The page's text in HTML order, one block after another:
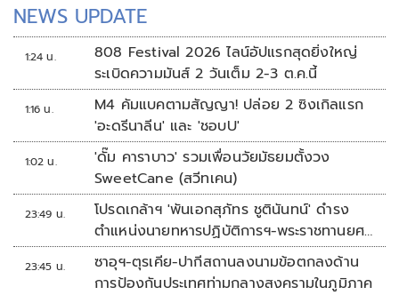
NEWS UPDATE
1:24 น.
808 Festival 2026 ไลน์อัปแรกสุดยิ่งใหญ่
ระเบิดความมันส์ 2 วันเต็ม 2-3 ต.ค.นี้
1:16 น.
M4 คัมแบคตามสัญญา! ปล่อย 2 ซิงเกิลแรก
'อะดรีนาลีน' และ 'ชอบU'
1:02 น.
'ดั๊ม คาราบาว' รวมเพื่อนวัยมัธยมตั้งวง
SweetCane (สวีทเคน)
23:49 น.
โปรดเกล้าฯ 'พันเอกสุภัทร ชูตินันทน์' ดำรง
ตำแหน่งนายทหารปฏิบัติการฯ-พระราชทานยศ
'พลตรี'
23:45 น.
ซาอุฯ-ตุรเคีย-ปากีสถานลงนามข้อตกลงด้าน
การป้องกันประเทศท่ามกลางสงครามในภูมิภาค